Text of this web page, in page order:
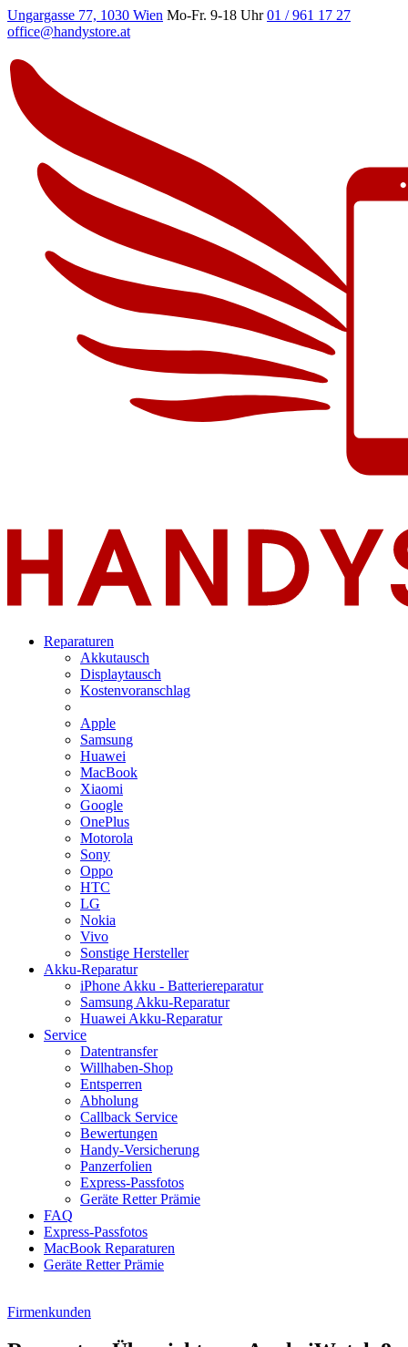
Ungargasse 77, 1030 Wien Mo-Fr. 9-18 Uhr 01 / 961 17 27
office@handystore.at
Reparaturen
Akkutausch
Displaytausch
Kostenvoranschlag
Apple
Samsung
Huawei
MacBook
Xiaomi
Google
OnePlus
Motorola
Sony
Oppo
HTC
LG
Nokia
Vivo
Sonstige Hersteller
Akku-Reparatur
iPhone Akku - Batteriereparatur
Samsung Akku-Reparatur
Huawei Akku-Reparatur
Service
Datentransfer
Willhaben-Shop
Entsperren
Abholung
Callback Service
Bewertungen
Handy-Versicherung
Panzerfolien
Express-Passfotos
Geräte Retter Prämie
FAQ
Express-Passfotos
MacBook Reparaturen
Geräte Retter Prämie
Firmenkunden